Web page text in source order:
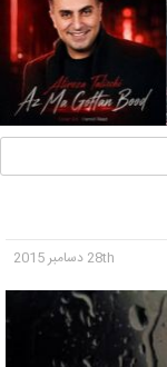
28th دسامبر 2015